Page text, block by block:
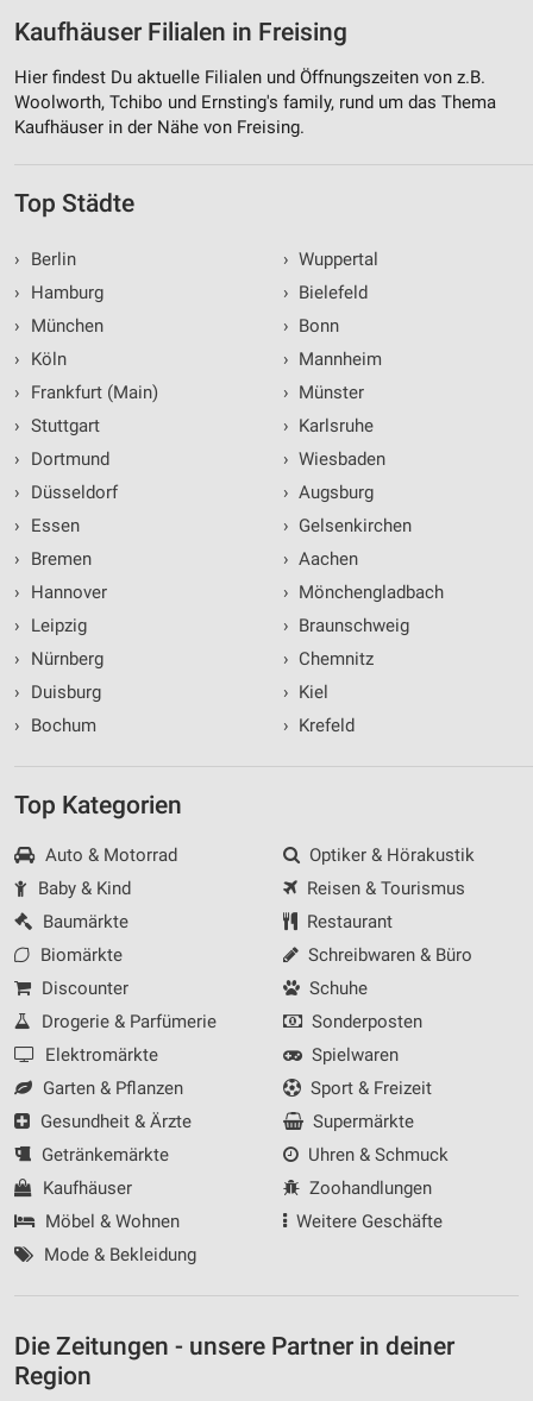
Kaufhäuser Filialen in Freising
Hier findest Du aktuelle Filialen und Öffnungszeiten von z.B.
Woolworth, Tchibo und Ernsting's family, rund um das Thema
Kaufhäuser in der Nähe von Freising.
Top Städte
›
Berlin
›
Hamburg
›
München
›
Köln
›
Frankfurt (Main)
› Stuttgart
›
Dortmund
›
Düsseldorf
›
Essen
›
Bremen
›
Hannover
›
Leipzig
›
Nürnberg
›
Duisburg
›
Bochum
› Wuppertal
› Bielefeld
› Bonn
› Mannheim
› Münster
› Karlsruhe
› Wiesbaden
› Augsburg
› Gelsenkirchen
› Aachen
› Mönchengladbach
› Braunschweig
› Chemnitz
› Kiel
› Krefeld
Top Kategorien
Auto & Motorrad
Baby & Kind
Baumärkte
Biomärkte
Discounter
Drogerie & Parfümerie
Elektromärkte
Garten & Pflanzen
Gesundheit & Ärzte
Getränkemärkte
Kaufhäuser
Möbel & Wohnen
Mode & Bekleidung
Optiker & Hörakustik
Reisen & Tourismus
Restaurant
Schreibwaren & Büro
Schuhe
Sonderposten
Spielwaren
Sport & Freizeit
Supermärkte
Uhren & Schmuck
Zoohandlungen
Weitere Geschäfte
Die Zeitungen - unsere Partner in deiner
Region